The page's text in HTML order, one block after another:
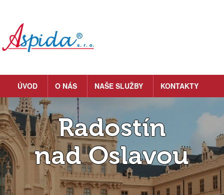
ÚVOD O NÁS NAŠE SLUŽBY KONTAKTY
Radostín
nad Oslavou